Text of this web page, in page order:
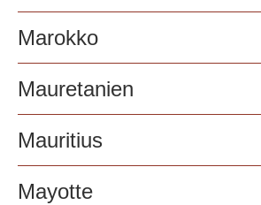
Marokko
Mauretanien
Mauritius
Mayotte